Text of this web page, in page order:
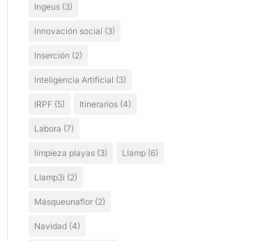
Ingeus (3)
Innovación social (3)
Inserción (2)
Inteligencia Artificial (3)
IRPF (5) Itinerarios (4)
Labora (7)
limpieza playas (3) Llamp (6)
Llamp3i (2)
Másqueunaflor (2)
Navidad (4)